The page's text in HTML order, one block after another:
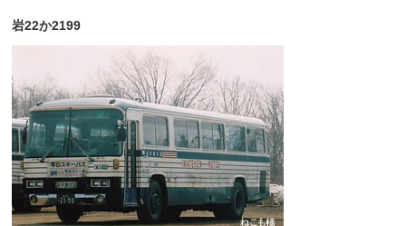
岩22か2199